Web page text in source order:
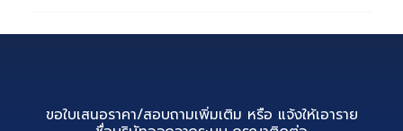
ขอใบเสนอราคา/สอบถามเพิ่มเติม หรือ แจ้งให้เอาราย